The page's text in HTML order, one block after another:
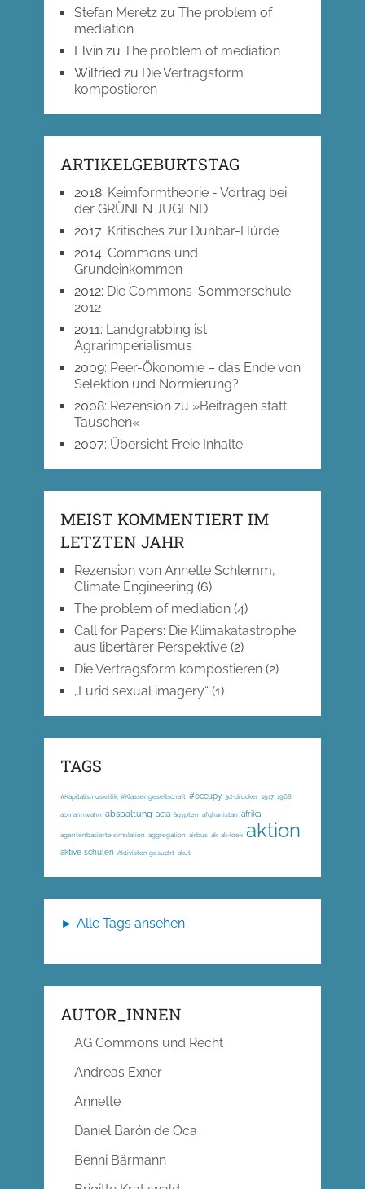
Stefan Meretzzu The problem of
mediation
Elvinzu The problem of mediation
Wilfried zu Die Vertragsform
kompostieren
ARTIKELGEBURTSTAG
2018: Keimformtheorie - Vortrag bei
der GRÜNEN JUGEND
2017: Kritisches zur Dunbar-Hürde
2014: Commons und
Grundeinkommen
2012: Die Commons-Sommerschule
2012
2011: Landgrabbing ist
Agrarimperialismus
2009: Peer-Ökonomie – das Ende von
Selektion und Normierung?
2008: Rezension zu »Beitragen statt
Tauschen«
2007: Übersicht Freie Inhalte
MEIST KOMMENTIERT IM
LETZTEN JAHR
Rezension von Annette Schlemm,
Climate Engineering (6)
The problem of mediation(4)
Call for Papers: Die Klimakatastrophe
aus libertärer Perspektive(2)
Die Vertragsform kompostieren(2)
„Lurid sexual imagery“ (1)
TAGS
#Kapitalismuskritik; #Klassengesellschaft #occupy 3d-drucker 1917 1968
abmahnwahn abspaltung acta ägypten afghanistan afrika
agentenbasierte simulation aggregation airbus ak ak-loek aktion
aktive schulen Aktivisten gesucht akut
► Alle Tags ansehen
AUTOR_INNEN
AG Commons und Recht
Andreas Exner
Annette
Daniel Barón de Oca
Benni Bärmann